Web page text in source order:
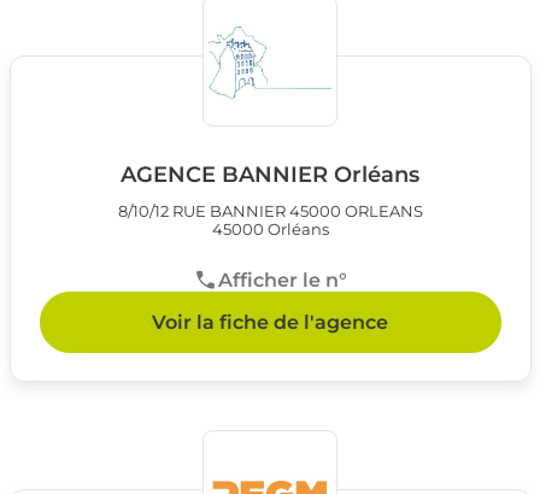
AGENCE BANNIER Orléans
8/10/12 RUE BANNIER 45000 ORLEANS
45000 Orléans
Afficher le n°
Voir la fiche de l'agence